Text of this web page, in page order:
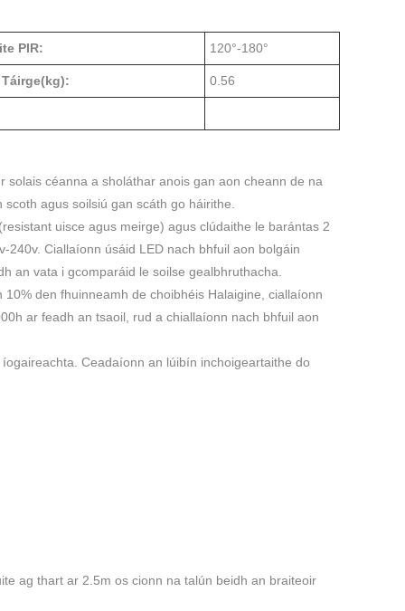
PIR: 120°-180°
0.56
solais céanna a sholáthar anois gan aon cheann de na
agus soilsiú gan scáth go háirithe.
uisce agus meirge) agus clúdaithe le barántas 2
Ciallaíonn úsáid LED nach bhfuil aon bolgáin
an vata i gcomparáid le soilse gealbhruthacha.
den fhuinneamh de choibhéis Halaigine, ciallaíonn
ar feadh an tsaoil, rud a chiallaíonn nach bhfuil aon
Ceadaíonn an lúibín inchoigeartaithe do
ag thart ar 2.5m os cionn na talún beidh an braiteoir